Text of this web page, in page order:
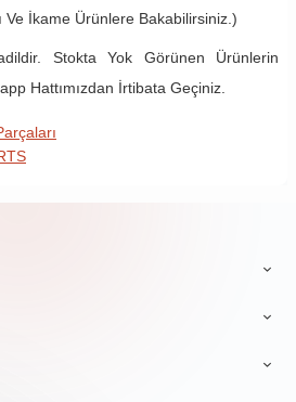
Ve İkame Ürünlere Bakabilirsiniz.)
Stokta Yok Görünen Ürünlerin
Hattımızdan İrtibata Geçiniz.